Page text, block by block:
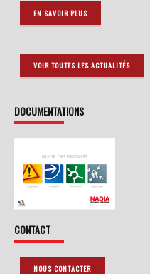
EN SAVOIR PLUS
VOIR TOUTES LES ACTUALITÉS
DOCUMENTATIONS
CONTACT
NOUS CONTACTER